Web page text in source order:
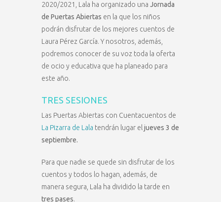
2020/2021, Lala ha organizado una Jornada
de Puertas Abiertas en la que los niños
podrán disfrutar de los mejores cuentos de
Laura Pérez García. Y nosotros, además,
podremos conocer de su voz toda la oferta
de ocio y educativa que ha planeado para
este año.
TRES SESIONES
Las Puertas Abiertas con Cuentacuentos de
La Pizarra de Lala tendrán lugar el jueves 3 de
septiembre.
Para que nadie se quede sin disfrutar de los
cuentos y todos lo hagan, además, de
manera segura, Lala ha dividido la tarde en
tres pases.